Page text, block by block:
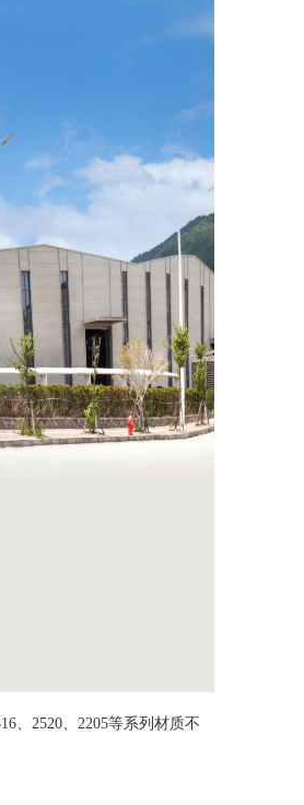
、2520、2205等系列材质不